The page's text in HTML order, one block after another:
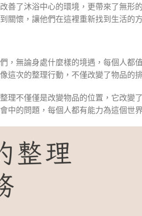
善了沐浴中心的環境，更帶來了無形
關懷，讓他們在這裡重新找到生活的
，無論身處什麼樣的境遇，每個人都
這次的整理行動，不僅改變了物品的
理不僅僅是改變物品的位置，它改變
中的問題，每個人都有能力為這個世